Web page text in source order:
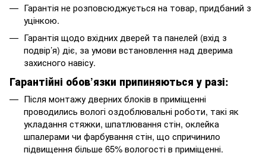
Гарантія не розповсюджується на товар, придбаний з
уцінкою.
Гарантія щодо вхідних дверей та панелей (вхід з
подвір’я) діє, за умови встановлення над дверима
захисного навісу.
Гарантійні обов’язки припиняються у разі:
Після монтажу дверних блоків в приміщенні
проводились вологі оздоблювальні роботи, такі як
укладання стяжки, шпатлювання стін, оклейка
шпалерами чи фарбування стін, що спричинило
підвищення більше 65% вологості в приміщенні.